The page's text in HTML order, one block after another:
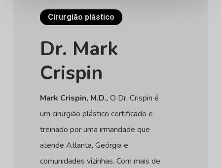
Cirurgião plástico
Dr. Mark
Crispin
Mark Crispin, M.D., O Dr. Crispin é
um cirurgião plástico certificado e
treinado por uma irmandade que
atende Atlanta, Geórgia e
comunidades vizinhas. Com mais de